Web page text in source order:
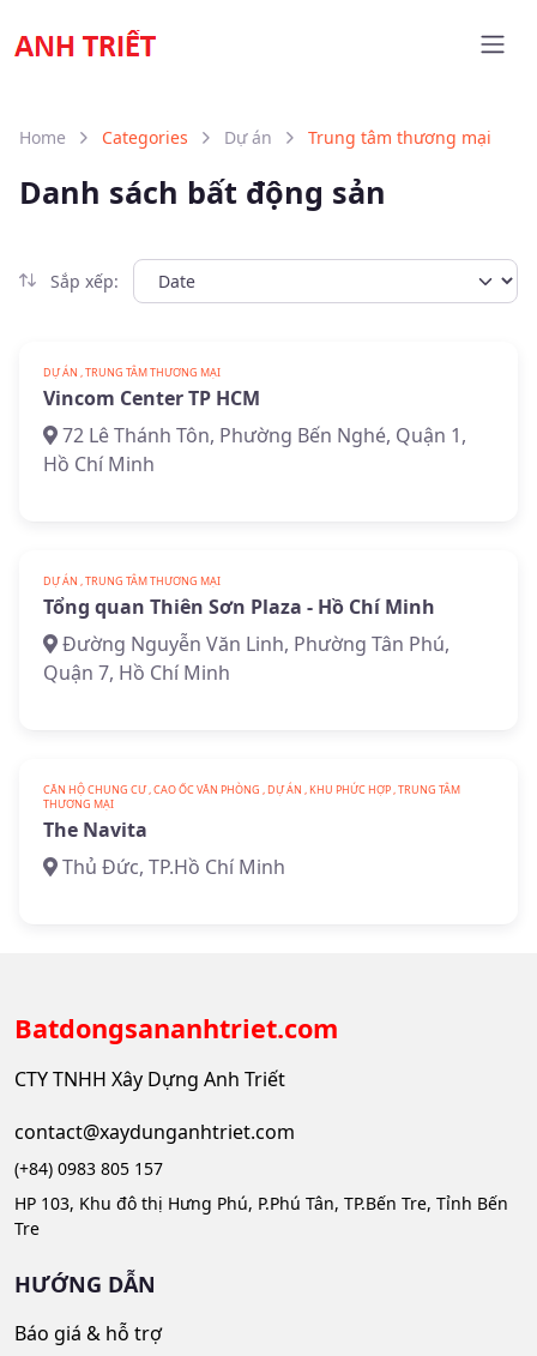
Home Categories Dự án Trung tâm thương mại
Danh sách bất động sản
Sắp xếp:
DỰ ÁN , TRUNG TÂM THƯƠNG MẠI
Vincom Center TP HCM
72 Lê Thánh Tôn, Phường Bến Nghé, Quận 1,
Hồ Chí Minh
DỰ ÁN , TRUNG TÂM THƯƠNG MẠI
Tổng quan Thiên Sơn Plaza - Hồ Chí Minh
Đường Nguyễn Văn Linh, Phường Tân Phú,
Quận 7, Hồ Chí Minh
CĂN HỘ CHUNG CƯ , CAO ỐC VĂN PHÒNG , DỰ ÁN , KHU PHỨC HỢP , TRUNG TÂM
THƯƠNG MẠI
The Navita
Thủ Đức, TP.Hồ Chí Minh
Batdongsananhtriet.com
CTY TNHH Xây Dựng Anh Triết
contact@xaydunganhtriet.com
(+84) 0983 805 157
HP 103, Khu đô thị Hưng Phú, P.Phú Tân, TP.Bến Tre, Tỉnh Bến
Tre
HƯỚNG DẪN
Báo giá & hỗ trợ